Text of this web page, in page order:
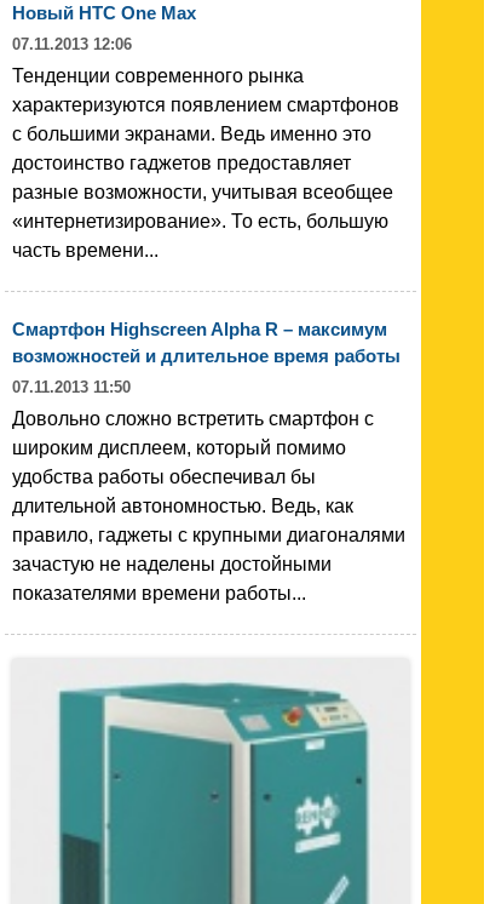
Новый HTC One Max
07.11.2013 12:06
Тенденции современного рынка
характеризуются появлением смартфонов
с большими экранами. Ведь именно это
достоинство гаджетов предоставляет
разные возможности, учитывая всеобщее
«интернетизирование». То есть, большую
часть времени...
Смартфон Highscreen Alpha R – максимум
возможностей и длительное время работы
07.11.2013 11:50
Довольно сложно встретить смартфон с
широким дисплеем, который помимо
удобства работы обеспечивал бы
длительной автономностью. Ведь, как
правило, гаджеты с крупными диагоналями
зачастую не наделены достойными
показателями времени работы...